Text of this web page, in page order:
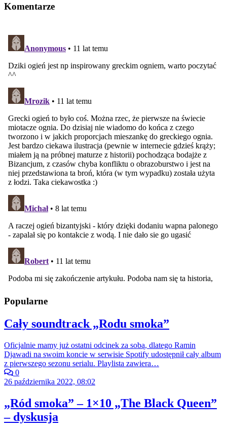
Komentarze
Popularne
Cały soundtrack „Rodu smoka”
Oficjalnie mamy już ostatni odcinek za sobą, dlatego Ramin
Djawadi na swoim koncie w serwisie Spotify udostępnił cały album
z pierwszego sezonu serialu. Playlista zawiera…
0
26 października 2022, 08:02
„Ród smoka” – 1×10 „The Black Queen”
– dyskusja